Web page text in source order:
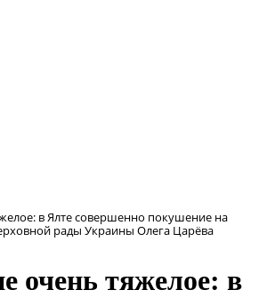
в Ялте совершенно покушение на
рады Украины Олега Царёва
очень тяжелое: в